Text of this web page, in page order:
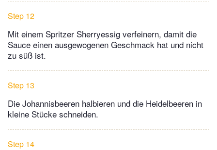
Step 12
Mit einem Spritzer Sherryessig verfeinern, damit die
Sauce einen ausgewogenen Geschmack hat und nicht
zu süß ist.
Step 13
Die Johannisbeeren halbieren und die Heidelbeeren in
kleine Stücke schneiden.
Step 14